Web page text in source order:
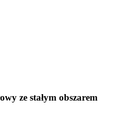
ze stałym obszarem